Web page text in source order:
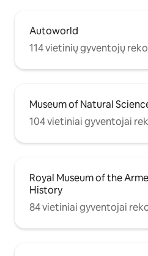
Autoworld
114 vietinių gyventojų
Museum of Natural
104 vietiniai gyventojai
Royal Museum of the
History
84 vietiniai gyventojai